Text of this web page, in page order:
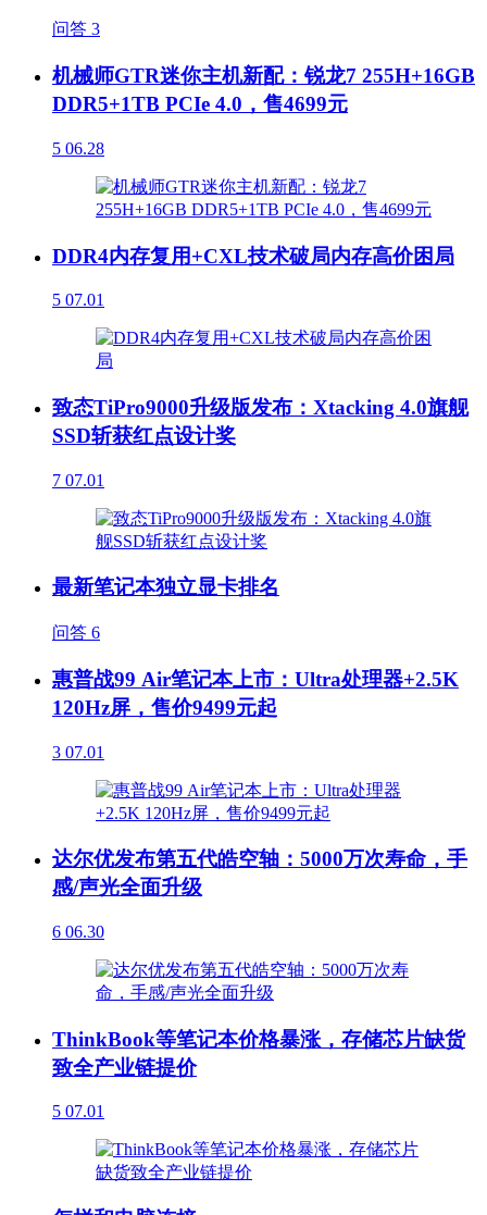
问答 3
机械师GTR迷你主机新配：锐龙7 255H+16GB
DDR5+1TB PCIe 4.0，售4699元
5 06.28
DDR4内存复用+CXL技术破局内存高价困局
5 07.01
致态TiPro9000升级版发布：Xtacking 4.0旗舰
SSD斩获红点设计奖
7 07.01
最新笔记本独立显卡排名
问答 6
惠普战99 Air笔记本上市：Ultra处理器+2.5K
120Hz屏，售价9499元起
3 07.01
达尔优发布第五代皓空轴：5000万次寿命，手
感/声光全面升级
6 06.30
ThinkBook等笔记本价格暴涨，存储芯片缺货
致全产业链提价
5 07.01